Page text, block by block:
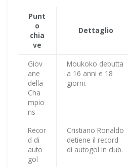
Punt
o
chia
ve
Dettaglio
Giov
ane
della
Cha
mpio
ns
Moukoko debutta
a 16 anni e 18
giorni.
Recor
d di
auto
gol
Cristiano Ronaldo
detiene il record
di autogol in club.